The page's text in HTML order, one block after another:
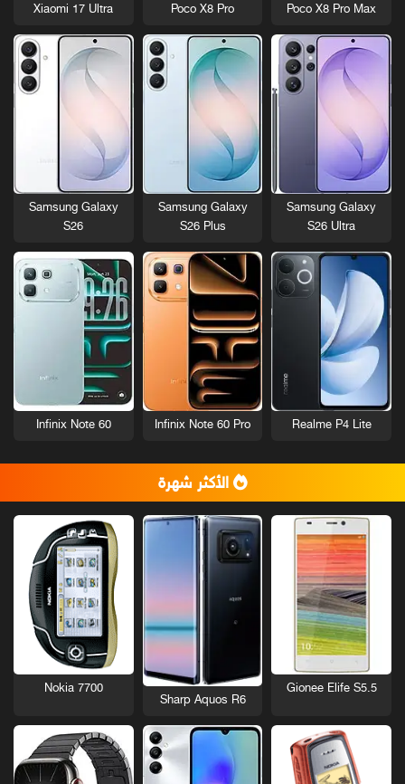
Poco X8 Pro Max
Poco X8 Pro
Xiaomi 17 Ultra
Samsung Galaxy
S26 Ultra
Samsung Galaxy
S26 Plus
Samsung Galaxy
S26
Realme P4 Lite
Infinix Note 60 Pro
Infinix Note 60
الأكثر شهرة
Gionee Elife S5.5
Sharp Aquos R6
Nokia 7700